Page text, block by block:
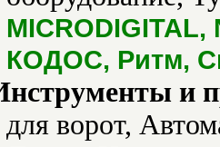
КОДОС, Ритм,
и
для ворот,